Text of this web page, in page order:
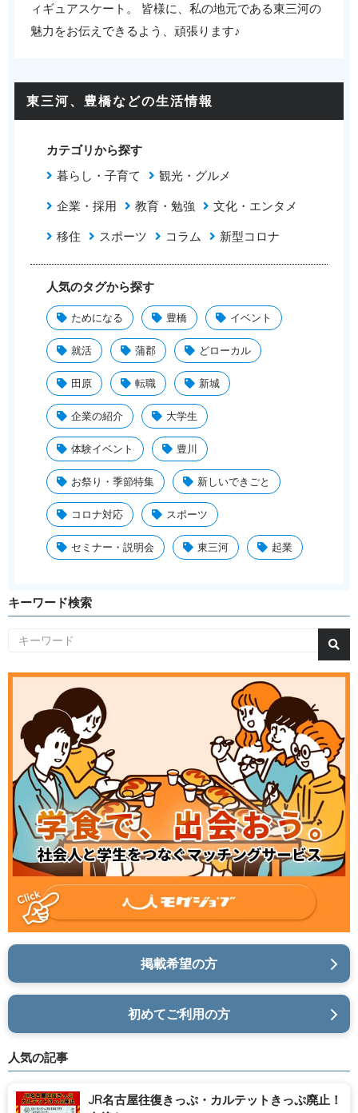
ィギュアスケート。 皆様に、私の地元である東三河の
魅力をお伝えできるよう、頑張ります♪
東三河、豊橋などの生活情報
カテゴリから探す
暮らし・子育て
観光・グルメ
企業・採用
教育・勉強
文化・エンタメ
移住
スポーツ コラム 新型コロナ
人気のタグから探す
ためになる 豊橋 イベント
就活 蒲郡 どローカル
田原 転職 新城
企業の紹介 大学生
体験イベント 豊川
お祭り・季節特集 新しいできごと
コロナ対応 スポーツ
セミナー・説明会 東三河 起業
キーワード検索
掲載希望の方
初めてご利用の方
人気の記事
JR名古屋往復きっぷ・カルテットきっぷ廃止！